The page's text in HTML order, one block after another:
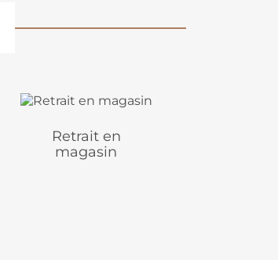
Retrait en
magasin